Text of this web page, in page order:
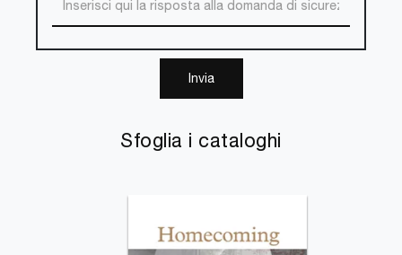
Sfoglia i cataloghi
Invia